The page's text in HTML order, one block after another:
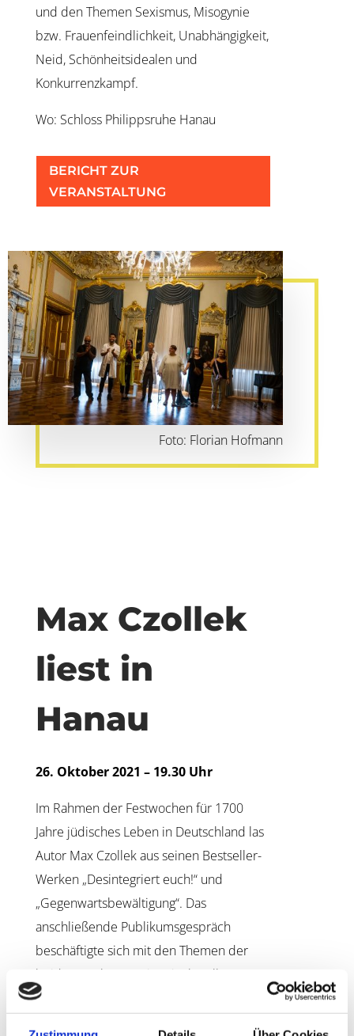
und den Themen Sexismus, Misogynie
bzw. Frauenfeindlichkeit, Unabhängigkeit,
Neid, Schönheitsidealen und
Konkurrenzkampf.
Wo: Schloss Philippsruhe Hanau
BERICHT ZUR
VERANSTALTUNG
Foto: Florian Hofmann
Max Czollek
liest in
Hanau
26. Oktober 2021 – 19.30 Uhr
Im Rahmen der Festwochen für 1700
Jahre jüdisches Leben in Deutschland las
Autor Max Czollek aus seinen Bestseller-
Werken „Desintegriert euch!“ und
„Gegenwartsbewältigung“. Das
anschließende Publikumsgespräch
beschäftigte sich mit den Themen der
beiden Bücher, sowie mit aktuellen
politischen und gesellschaftlichen